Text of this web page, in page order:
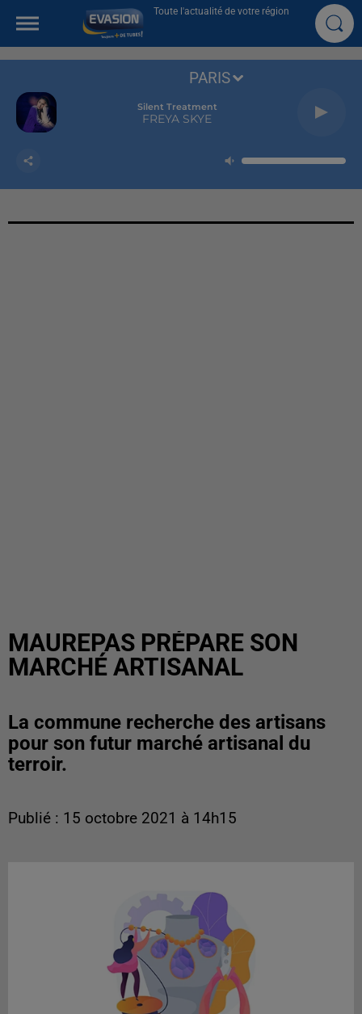
Toute l'actualité de votre région
Silent Treatment
FREYA SKYE
PARIS
MAUREPAS PRÉPARE SON
MARCHÉ ARTISANAL
La commune recherche des artisans
pour son futur marché artisanal du
terroir.
Publié : 15 octobre 2021 à 14h15